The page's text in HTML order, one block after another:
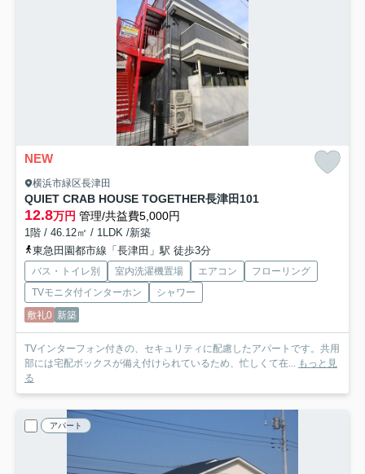
NEW
横浜市緑区長津田
QUIET CRAB HOUSE TOGETHER長津田101
12.8万円 管理/共益費5,000円
1階 / 46.12㎡ / 1LDK /新築
東急田園都市線「長津田」駅 徒歩3分
バス・トイレ別 室内洗濯機置場 エアコン
フローリング
TVモニタ付インターホン
シャワー
敷礼0 新築
TVインターフォン付きの、セキュリティに配慮したアパートです。共用
部には宅配ボックスが備え付けられているため、忙しくて在... もっと見
る
アパート